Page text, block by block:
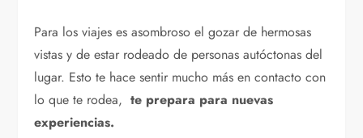
Para los viajes es asombroso el gozar de hermosas
vistas y de estar rodeado de personas autóctonas del
lugar. Esto te hace sentir mucho más en contacto con
lo que te rodea,te prepara para nuevas
experiencias.